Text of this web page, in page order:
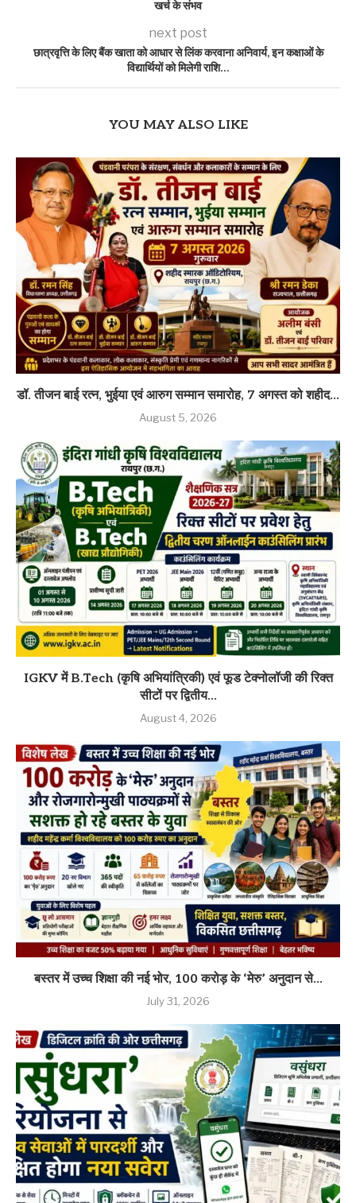
खर्च के संभव
next post
छात्रवृत्ति के लिए बैंक खाता को आधार से लिंक करवाना अनिवार्य, इन कक्षाओं के
विद्यार्थियों को मिलेगी राशि…
YOU MAY ALSO LIKE
डॉ. तीजन बाई रत्न, भुईया एवं आरुग सम्मान समारोह, 7 अगस्त को शहीद...
August 5, 2026
IGKV में B.Tech (कृषि अभियांत्रिकी) एवं फूड टेक्नोलॉजी की रिक्त
सीटों पर द्वितीय...
August 4, 2026
बस्तर में उच्च शिक्षा की नई भोर, 100 करोड़ के ‘मेरु’ अनुदान से...
July 31, 2026